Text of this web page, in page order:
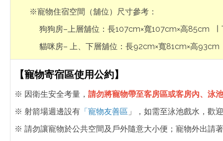
※寵物住宿空間（舖位）尺寸參考：
狗狗房–上層舖位：長107cm×寬107cm×高85cm ∣
貓咪房– 上、下層舖位：長92cm×寬81cm×高93cm
【寵物寄宿區使用公約】
※ 因衛生安全考量， 請勿將寵物帶至客房區或客房內、泳
※ 射箭場週邊設有 「寵物友善區 」，如需至泳池戲水，歡
※ 請勿讓寵物於公共空間及戶外隨意大小便；寵物外出請